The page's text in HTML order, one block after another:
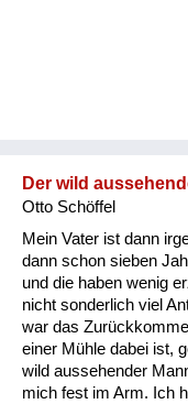
über Kontinente
Der wild
Otto Schöffel
Mein Vater ist dann
dann schon sieben
und die haben wenig
nicht sonderlich viel
war das
einer Mühle dabei ist,
wild aussehender
mich fest im Arm. Ich